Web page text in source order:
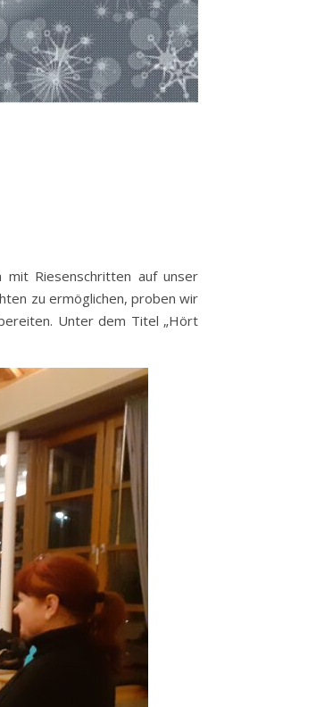
Riesenschritten auf unser
zu ermöglichen, proben wir
Unter dem Titel „Hört